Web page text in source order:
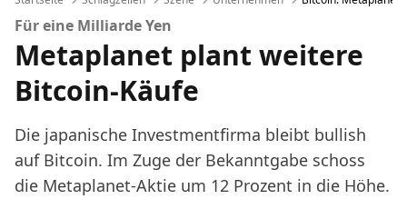
Für eine Milliarde Yen
Metaplanet plant weitere
Bitcoin-Käufe
Die japanische Investmentfirma bleibt bullish
auf Bitcoin. Im Zuge der Bekanntgabe schoss
die Metaplanet-Aktie um 12 Prozent in die Höhe.